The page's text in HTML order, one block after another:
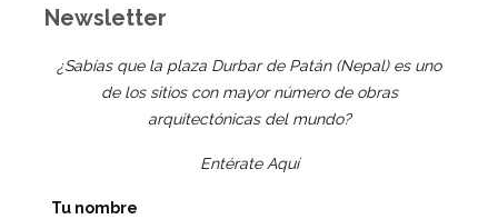
Newsletter
¿Sabías que la plaza Durbar de Patán (Nepal) es uno
de los sitios con mayor número de obras
arquitectónicas del mundo?
Entérate Aquí
Tu nombre